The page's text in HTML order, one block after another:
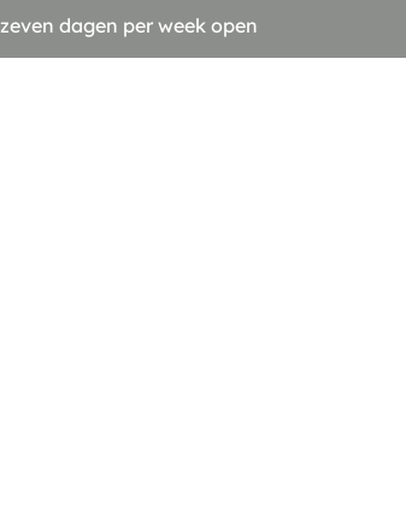
zeven dagen per week open